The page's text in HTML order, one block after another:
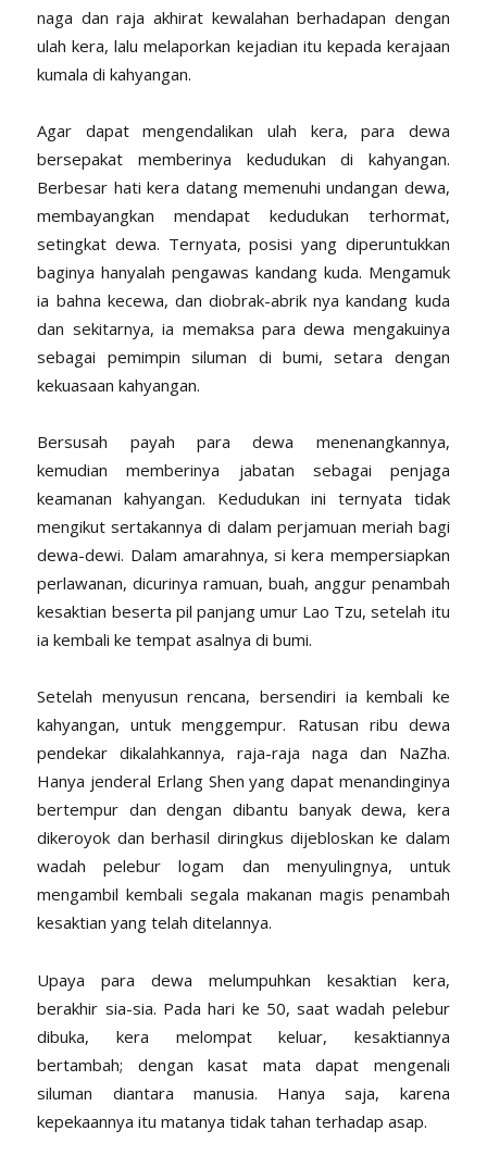
naga dan raja akhirat kewalahan berhadapan dengan
ulah kera, lalu melaporkan kejadian itu kepada kerajaan
kumala di kahyangan.
Agar dapat mengendalikan ulah kera, para dewa
bersepakat memberinya kedudukan di kahyangan.
Berbesar hati kera datang memenuhi undangan dewa,
membayangkan mendapat kedudukan terhormat,
setingkat dewa. Ternyata, posisi yang diperuntukkan
baginya hanyalah pengawas kandang kuda. Mengamuk
ia bahna kecewa, dan diobrak-abrik nya kandang kuda
dan sekitarnya, ia memaksa para dewa mengakuinya
sebagai pemimpin siluman di bumi, setara dengan
kekuasaan kahyangan.
Bersusah payah para dewa menenangkannya,
kemudian memberinya jabatan sebagai penjaga
keamanan kahyangan. Kedudukan ini ternyata tidak
mengikut sertakannya di dalam perjamuan meriah bagi
dewa-dewi. Dalam amarahnya, si kera mempersiapkan
perlawanan, dicurinya ramuan, buah, anggur penambah
kesaktian beserta pil panjang umur Lao Tzu, setelah itu
ia kembali ke tempat asalnya di bumi.
Setelah menyusun rencana, bersendiri ia kembali ke
kahyangan, untuk menggempur. Ratusan ribu dewa
pendekar dikalahkannya, raja-raja naga dan NaZha.
Hanya jenderal Erlang Shen yang dapat menandinginya
bertempur dan dengan dibantu banyak dewa, kera
dikeroyok danberhasil diringkus dijebloskan ke dalam
wadah pelebur logam dan menyulingnya, untuk
mengambil kembali segala makanan magis penambah
kesaktian yang telah ditelannya.
Upaya para dewa melumpuhkan kesaktian kera,
berakhir sia-sia. Pada hari ke 50, saat wadah pelebur
dibuka, kera melompat keluar, kesaktiannya
bertambah; dengan kasat mata dapat mengenali
siluman diantara manusia. Hanya saja, karena
kepekaannya itu matanya tidak tahan terhadap asap.